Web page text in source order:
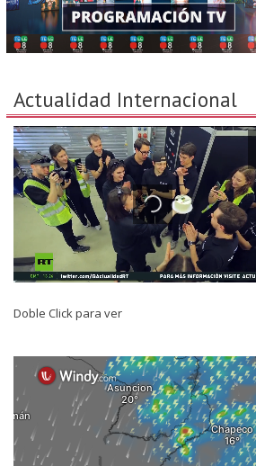
Actualidad Internacional
Doble Click para ver